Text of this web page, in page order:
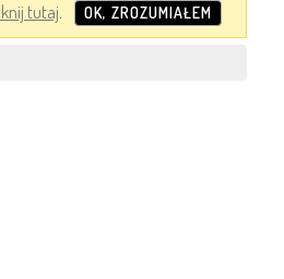
tutaj. OK, ZROZUMIAŁEM